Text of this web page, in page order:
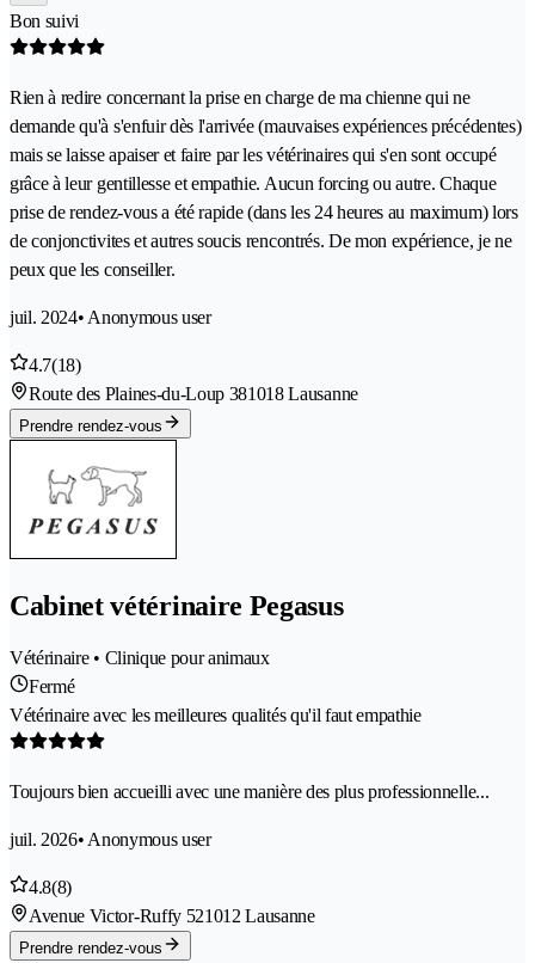
Bon suivi
Rien à redire concernant la prise en charge de ma chienne qui ne
demande qu'à s'enfuir dès l'arrivée (mauvaises expériences précédentes)
mais se laisse apaiser et faire par les vétérinaires qui s'en sont occupé
grâce à leur gentillesse et empathie. Aucun forcing ou autre. Chaque
prise de rendez-vous a été rapide (dans les 24 heures au maximum) lors
de conjonctivites et autres soucis rencontrés. De mon expérience, je ne
peux que les conseiller.
juil. 2024• Anonymous user
4.7(18)
Route des Plaines-du-Loup 381018 Lausanne
Prendre rendez-vous
Cabinet vétérinaire Pegasus
Vétérinaire • Clinique pour animaux
Fermé
Vétérinaire avec les meilleures qualités qu'il faut empathie
Toujours bien accueilli avec une manière des plus professionnelle...
juil. 2026• Anonymous user
4.8(8)
Avenue Victor-Ruffy 521012 Lausanne
Prendre rendez-vous